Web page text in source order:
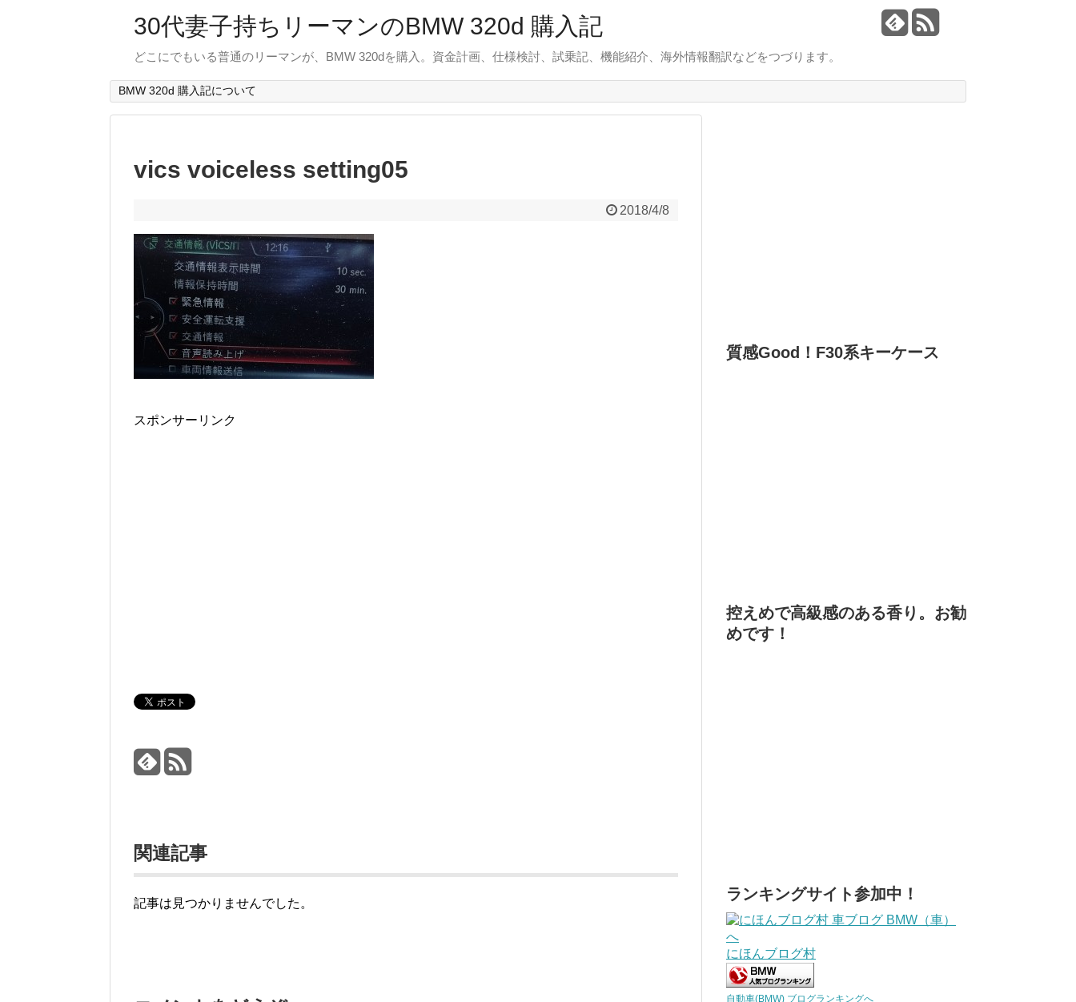
30代妻子持ちリーマンのBMW 320d 購入記
どこにでもいる普通のリーマンが、BMW 320dを購入。資金計画、仕様検討、試乗記、機能紹介、海外情報翻訳などをつづります。
BMW 320d 購入記について
vics voiceless setting05
2018/4/8
スポンサーリンク
関連記事
記事は見つかりませんでした。
質感Good！F30系キーケース
控えめで高級感のある香り。お勧
めです！
ランキングサイト参加中！
にほんブログ村
自動車(BMW) ブログランキングへ